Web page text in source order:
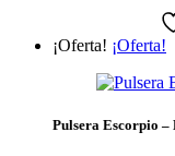
18,99 €.
¡Oferta! ¡Oferta!
Pulsera Escorpio